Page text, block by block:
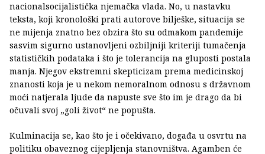
nacionalsocijalistička njemačka vlada. No, u nastavku
teksta, koji kronološki prati autorove bilješke, situacija se
ne mijenja znatno bez obzira što su odmakom pandemije
sasvim sigurno ustanovljeni ozbiljniji kriteriji tumačenja
statističkih podataka i što je tolerancija na gluposti postala
manja. Njegov ekstremni skepticizam prema medicinskoj
znanosti koja je u nekom nemoralnom odnosu s državnom
moći natjerala ljude da napuste sve što im je drago da bi
očuvali svoj „goli život“ ne popušta.
Kulminacija se, kao što je i očekivano, događa u osvrtu na
politiku obaveznog cijepljenja stanovništva. Agamben će